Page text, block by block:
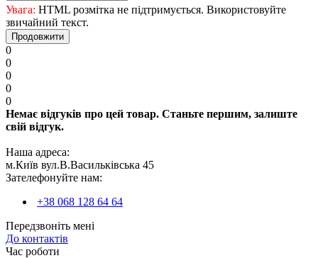
Увага: HTML розмітка не підтримується. Використовуйте
звичайний текст.
Продовжити
0
0
0
0
0
Немає відгуків про цей товар. Станьте першим, залиште
свій відгук.
Наша адреса:
м.Київ вул.В.Васильківська 45
Зателефонуйте нам:
+38 068 128 64 64
Передзвоніть мені
До контактів
Час роботи